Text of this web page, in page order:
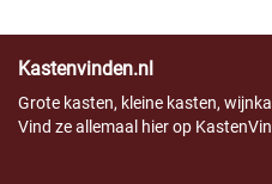
Kastenvinden.nl
Grote kasten, kleine kasten,
Vind ze allemaal hier op